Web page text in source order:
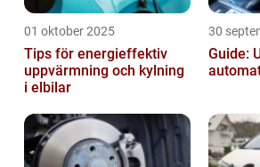
01 oktober 2025
Tips för energieffektiv
uppvärmning och kylning
i elbilar
30
Guide: